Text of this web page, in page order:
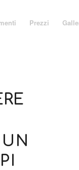
Prezzi